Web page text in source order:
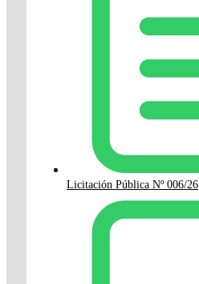
Licitación Pública Nº 006/26